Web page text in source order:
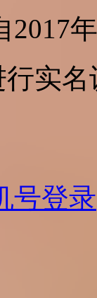
2017
实名
号登录